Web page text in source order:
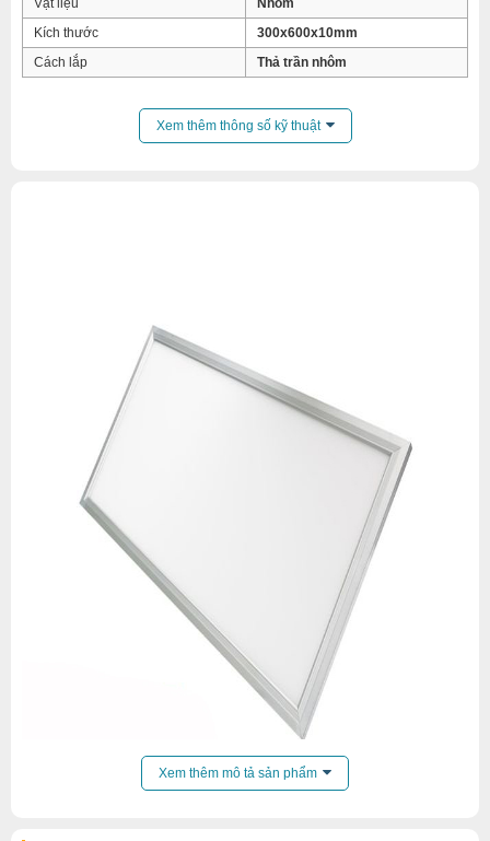
Vật liệu
Nhôm
Kích thước
300x600x10mm
Cách lắp
Thả trần nhôm
Xem thêm thông số kỹ thuật
Xem thêm mô tả sản phẩm